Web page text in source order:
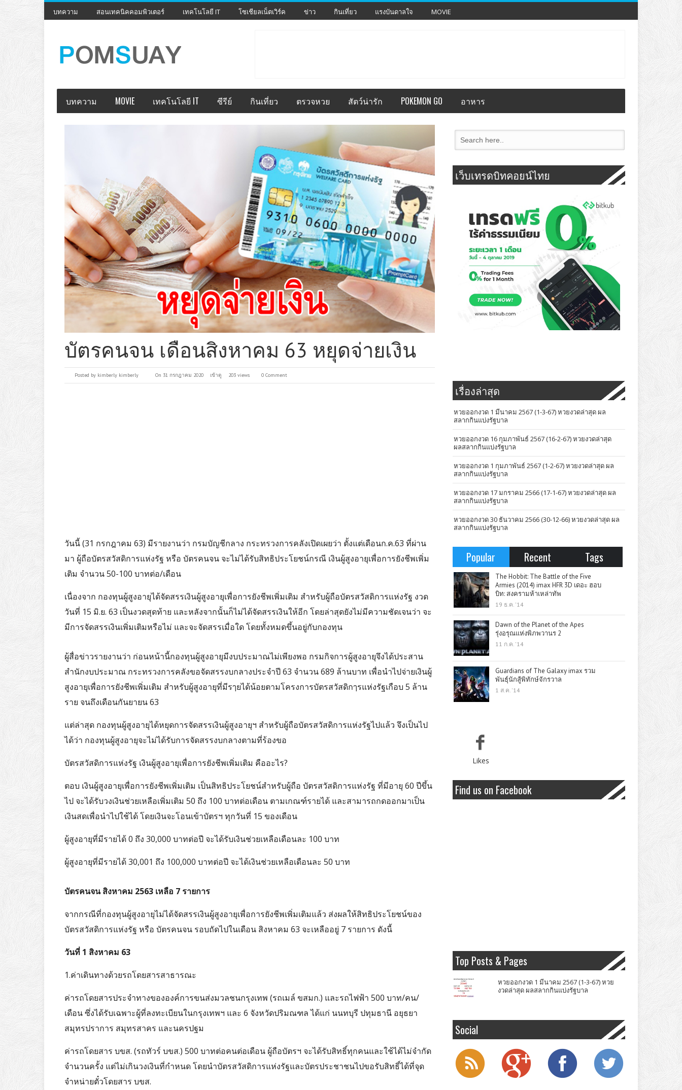
บทความ สอนเทคนิคคอมพิวเตอร์ เทคโนโลยี IT โซเชียลเน็ตเวิร์ค ข่าว กินเที่ยว แรงบันดาลใจ MOVIE
บทความ MOVIE เทคโนโลยี IT ซีรีย์ กินเที่ยว ตรวจหวย สัตว์น่ารัก POKEMON GO อาหาร
บัตรคนจน เดือนสิงหาคม 63 หยุดจ่ายเงิน
Posted by kimberly kimberly On 31 กรกฎาคม 2020 เข้าดู 203 views 0 Comment
วันนี้ (31 กรกฎาคม 63) มีรายงานว่า กรมบัญชีกลาง กระทรวงการคลังเปิดเผยว่า ตั้งแต่เดือนก.ค.63 ที่ผ่าน
มา ผู้ถือบัตรสวัสดิการแห่งรัฐ หรือ บัตรคนจน จะไม่ได้รับสิทธิประโยชน์กรณี เงินผู้สูงอายุเพื่อการยังชีพเพิ่ม
เติม จำนวน 50-100 บาทต่อ/เดือน
เนื่องจาก กองทุนผู้สูงอายุได้จัดสรรเงินผู้สูงอายุเพื่อการยังชีพเพิ่มเติม สำหรับผู้ถือบัตรสวัสดิการแห่งรัฐ งวด
วันที่ 15 มิ.ย. 63 เป็นงวดสุดท้าย และหลังจากนั้นก็ไม่ได้จัดสรรเงินให้อีก โดยล่าสุดยังไม่มีความชัดเจนว่า จะ
มีการจัดสรรเงินเพิ่มเติมหรือไม่ และจะจัดสรรเมื่อใด โดยทั้งหมดขึ้นอยู่กับกองทุน
ผู้สื่อข่าวรายงานว่า ก่อนหน้านี้กองทุนผู้สูงอายุมีงบประมาณไม่เพียงพอ กรมกิจการผู้สูงอายุจึงได้ประสาน
สำนักงบประมาณ กระทรวงการคลังขอจัดสรรงบกลางประจำปี 63 จำนวน 689 ล้านบาท เพื่อนำไปจ่ายเงินผู้
สูงอายุเพื่อการยังชีพเพิ่มเติม สำหรับผู้สูงอายุที่มีรๅยได้น้อยตามโครงการบัตรสวัสดิกๅรแห่งรัฐเกือบ 5 ล้าน
ราย จนถึงเดือนกันยายน 63
แต่ล่าสุด กองทุนผู้สูงอายุได้หยุดการจัดสรรเงินผู้สูงอายุฯ สำหรับผู้ถือบัตรสวัสดิการแห่งรัฐไปแล้ว จึงเป็นไป
ได้ว่า กองทุนผู้สูงอายุจะไม่ได้รับการจัดสรรงบกลางตามที่ร้องขอ
บัตรสวัสดิการแห่งรัฐ เงินผู้สูงอายุเพื่อการยังชีพเพิ่มเติม คืออะไร?
ตอบ เงินผู้สูงอายุเพื่อการยังชีพเพิ่มเติม เป็นสิทธิประโยชน์สำหรับผู้ถือ บัตรสวัสดิการแห่งรัฐ ที่มีอายุ 60 ปีขึ้น
ไป จะได้รับวงเงินช่วยเหลือเพิ่มเติม 50 ถึง 100 บาทต่อเดือน ตามเกณฑ์รายได้ และสามารถกดออกมาเป็น
เงินสดเพื่อนำไปใช้ได้ โดยเงินจะโอนเข้าบัตรฯ ทุกวันที่ 15 ของเดือน
ผู้สูงอายุที่มีรายได้ 0 ถึง 30,000 บาทต่อปี จะได้รับเงินช่วยเหลือเดือนละ 100 บาท
ผู้สูงอายุที่มีรายได้ 30,001 ถึง 100,000 บาทต่อปี จะได้เงินช่วยเหลือเดือนละ 50 บาท
บัตรคนจน สิงหาคม 2563 เหลือ 7 รายการ
จากกรณีที่กองทุนผู้สูงอายุไม่ได้จัดสรรเงินผู้สูงอายุเพื่อการยังชีพเพิ่มเติมแล้ว ส่งผลให้สิทธิประโยชน์ของ
บัตรสวัสดิการแห่งรัฐ หรือ บัตรคนจน รอบถัดไปในเดือน สิงหาคม 63 จะเหลืออยู่ 7 รายการ ดังนี้
วันที่ 1 สิงหาคม 63
1.ค่าเดินทางด้วยรถโดยสารสาธารณะ
ค่ารถโดยสารประจำทางขององค์การขนส่งมวลชนกรุงเทพ (รถเมล์ ขสมก.) และรถไฟฟ้า 500 บาท/คน/
เดือน ซึ่งได้รับเฉพาะผู้ที่ลงทะเบียนในกรุงเทพฯ และ 6 จังหวัดปริมณฑล ได้แก่ นนทบุรี ปทุมธานี อยุธยา
สมุทรปราการ สมุทรสาคร และนครปฐม
ค่ารถโดยสาร บขส. (รถทัวร์ บขส.) 500 บาทต่อคนต่อเดือน ผู้ถือบัตรฯ จะได้รับสิทธิ์ทุกคนและใช้ได้ไม่จำกัด
จำนวนครั้ง แต่ไม่เกินวงเงินที่กำหนด โดยนำบัตรสวัสดิการแห่งรัฐและบัตรประชาชนไปขอรับสิทธิ์ได้ที่จุด
จำหน่ายตั๋วโดยสาร บขส.
เว็บเทรดบิทคอยน์ไทย
เรื่องล่าสุด
หวยออกงวด 1 มีนาคม 2567 (1-3-67) หวยงวดล่าสุด ผล
สลากกินแบ่งรัฐบาล
หวยออกงวด 16 กุมภาพันธ์ 2567 (16-2-67) หวยงวดล่าสุด
ผลสลากกินแบ่งรัฐบาล
หวยออกงวด 1 กุมภาพันธ์ 2567 (1-2-67) หวยงวดล่าสุด ผล
สลากกินแบ่งรัฐบาล
หวยออกงวด 17 มกราคม 2566 (17-1-67) หวยงวดล่าสุด ผล
สลากกินแบ่งรัฐบาล
หวยออกงวด 30 ธันวาคม 2566 (30-12-66) หวยงวดล่าสุด ผล
สลากกินแบ่งรัฐบาล
Popular Recent Tags
The Hobbit: The Battle of the Five
Armies (2014) imax HFR 3D เดอะ ฮอบ
บิท: สงครามห้าเหล่าทัพ
19 ธ.ค. '14
Dawn of the Planet of the Apes
รุ่งอรุณแห่งพิภพวานร 2
11 ก.ค. '14
Guardians of The Galaxy imax รวม
พันธุ์นักสู้พิทักษ์จักรวาล
1 ส.ค. '14
Likes
Find us on Facebook
Top Posts & Pages
หวยออกงวด 1 มีนาคม 2567 (1-3-67) หวย
งวดล่าสุด ผลสลากกินแบ่งรัฐบาล
Social